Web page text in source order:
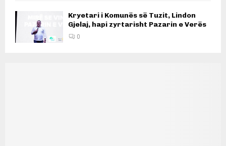
Kryetari i Komunës së Tuzit, Lindon
Gjelaj, hapi zyrtarisht Pazarin e Verës
0